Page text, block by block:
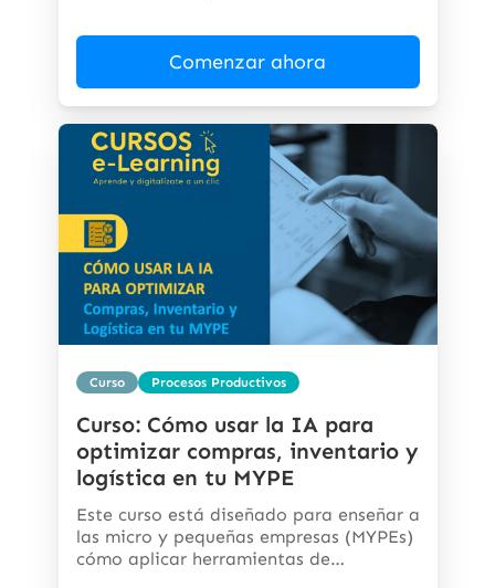
Comenzar ahora
Curso Procesos Productivos
Curso: Cómo usar la IA para
optimizar compras, inventario y
logística en tu MYPE
Este curso está diseñado para enseñar a
las micro y pequeñas empresas (MYPEs)
cómo aplicar herramientas de